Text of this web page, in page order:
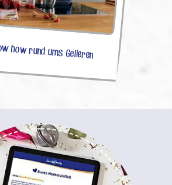
how rund ums Gelieren